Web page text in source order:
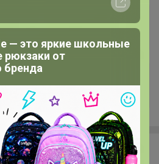
+9.7K
— это яркие школьные
рюкзаки от
бренда